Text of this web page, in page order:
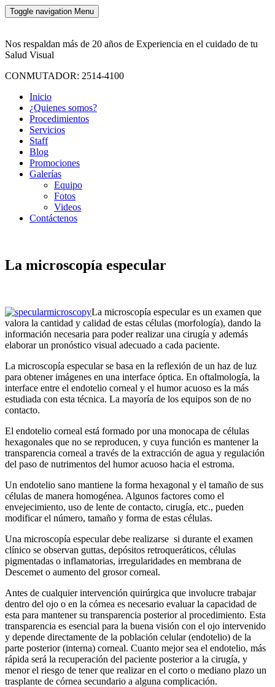
Toggle navigation Menu
Nos respaldan más de 20 años de Experiencia en el cuidado de tu
Salud Visual
CONMUTADOR: 2514-4100
Inicio
¿Quienes somos?
Procedimientos
Servicios
Staff
Blog
Promociones
Galerías
Equipo
Fotos
Videos
Contáctenos
La microscopía especular
La microscopía especular es un examen que
valora la cantidad y calidad de estas células (morfología), dando la
información necesaria para poder realizar una cirugía y además
elaborar un pronóstico visual adecuado a cada paciente.
La microscopía especular se basa en la reflexión de un haz de luz
para obtener imágenes en una interface óptica. En oftalmología, la
interface entre el endotelio corneal y el humor acuoso es la más
estudiada con esta técnica. La mayoría de los equipos son de no
contacto.
El endotelio corneal está formado por una monocapa de células
hexagonales que no se reproducen, y cuya función es mantener la
transparencia corneal a través de la extracción de agua y regulación
del paso de nutrimentos del humor acuoso hacia el estroma.
Un endotelio sano mantiene la forma hexagonal y el tamaño de sus
células de manera homogénea. Algunos factores como el
envejecimiento, uso de lente de contacto, cirugía, etc., pueden
modificar el número, tamaño y forma de estas células.
Una microscopía especular debe realizarse si durante el examen
clínico se observan guttas, depósitos retroqueráticos, células
pigmentadas o inflamatorias, irregularidades en membrana de
Descemet o aumento del grosor corneal.
Antes de cualquier intervención quirúrgica que involucre trabajar
dentro del ojo o en la córnea es necesario evaluar la capacidad de
esta para mantener su transparencia posterior al procedimiento. Esta
transparencia es esencial para la buena visión con el ojo intervenido
y depende directamente de la población celular (endotelio) de la
parte posterior (interna) corneal. Cuanto mejor sea el endotelio, más
rápida será la recuperación del paciente posterior a la cirugía, y
menor el riesgo de tener que realizar en el corto o mediano plazo un
trasplante de córnea secundario a alguna complicación.